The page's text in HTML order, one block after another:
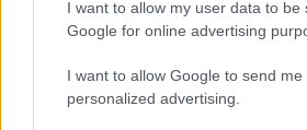
I want to allow my user data to be
Google for online advertising
I want to allow Google to send me
personalized advertising.
B. IERACI Prodina Racing
M. GENNAI Team BrCorse